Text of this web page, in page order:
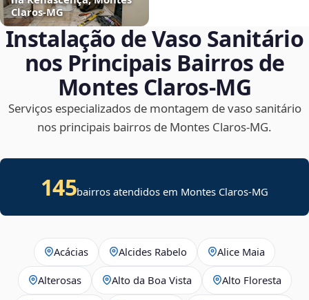
Claros‑MG
Instalação de Vaso Sanitário
nos Principais Bairros de
Montes Claros‑MG
Serviços especializados de montagem de vaso sanitário
nos principais bairros de Montes Claros‑MG.
145bairros atendidos em Montes Claros-MG
Acácias Alcides Rabelo Alice Maia
Alterosas Alto da Boa Vista Alto Floresta